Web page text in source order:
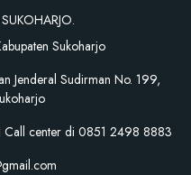
Sukoharjo
Jenderal Sudirman No. 199,
Call center di 0851 2498 8883